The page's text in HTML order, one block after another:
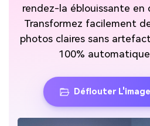
rendez-la éblouissante en
Transformez facilement
photos claires sans
100%
Déflouter